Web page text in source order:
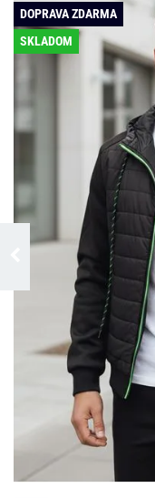
DOPRAVA ZDARMA
SKLADOM